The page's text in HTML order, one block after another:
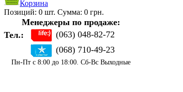
Корзина
Позиций: 0 шт. Cуммa: 0 грн.
Менеджеры по продаже:
Тел.:
(063) 048-82-72
(068) 710-49-23
Пн-Пт с 8:00 до 18:00. Сб-Вс Выходные